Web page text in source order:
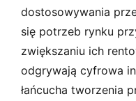
dostosowywania
się potrzeb rynku
zwiększaniu ich
odgrywają cyfrowa
łańcucha tworzenia